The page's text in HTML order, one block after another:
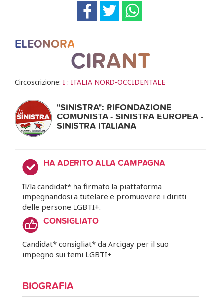
ELEONORA
CIRANT
Circoscrizione: I : ITALIA NORD-OCCIDENTALE
"SINISTRA": RIFONDAZIONE
COMUNISTA - SINISTRA EUROPEA -
SINISTRA ITALIANA
HA ADERITO ALLA CAMPAGNA
Il/la candidat* ha firmato la piattaforma
impegnandosi a tutelare e promuovere i diritti
delle persone LGBTI+.
CONSIGLIATO
Candidat* consigliat* da Arcigay per il suo
impegno sui temi LGBTI+
BIOGRAFIA